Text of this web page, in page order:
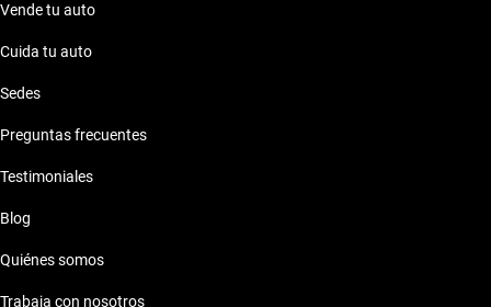
Vende tu auto
Cuida tu auto
Sedes
Preguntas frecuentes
Testimoniales
Blog
Quiénes somos
Trabaja con nosotros